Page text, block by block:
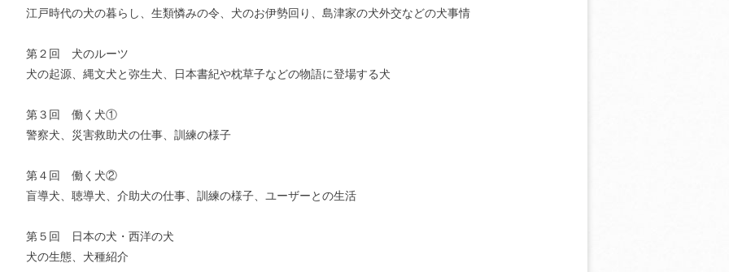
お支払いに進む
他にも商品を買う
江戸時代の犬の暮らし、生類憐みの令、犬のお伊勢回り、島津家の犬外交などの犬事情
第２回 犬のルーツ
犬の起源、縄文犬と弥生犬、日本書紀や枕草子などの物語に登場する犬
第３回 働く犬①
警察犬、災害救助犬の仕事、訓練の様子
第４回 働く犬②
盲導犬、聴導犬、介助犬の仕事、訓練の様子、ユーザーとの生活
第５回 日本の犬・西洋の犬
犬の生態、犬種紹介